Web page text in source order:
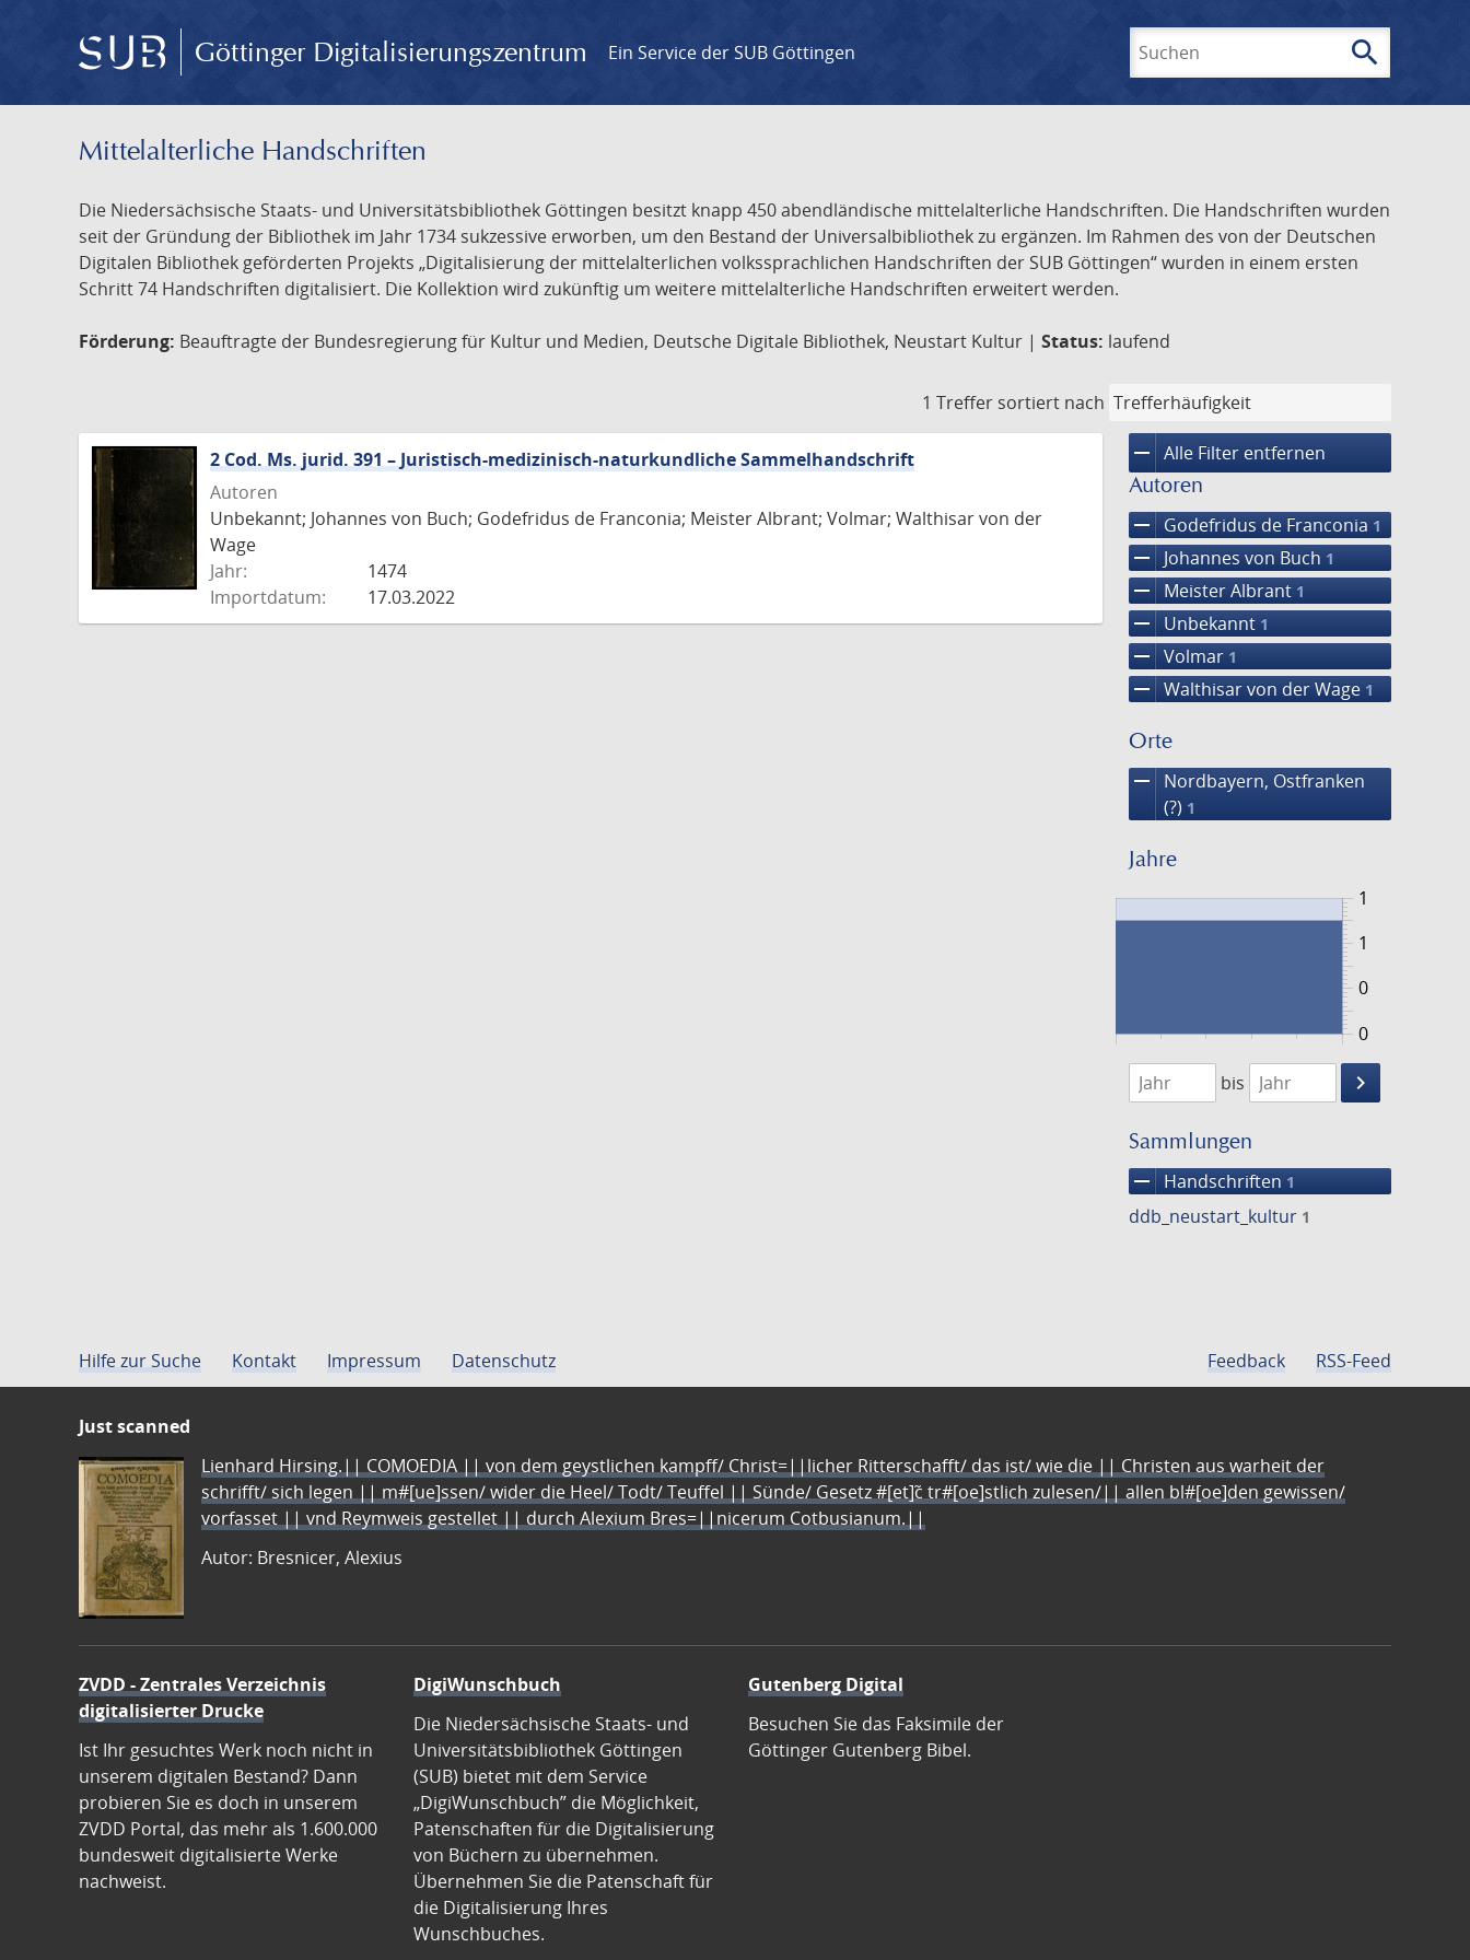
Göttinger Digitalisierungszentrum Ein Service der SUB Göttingen search
Mittelalterliche Handschriften
Die Niedersächsische Staats- und Universitätsbibliothek Göttingen besitzt knapp 450 abendländische mittelalterliche Handschriften. Die Handschriften wurden
seit der Gründung der Bibliothek im Jahr 1734 sukzessive erworben, um den Bestand der Universalbibliothek zu ergänzen. Im Rahmen des von der Deutschen
Digitalen Bibliothek geförderten Projekts „Digitalisierung der mittelalterlichen volkssprachlichen Handschriften der SUB Göttingen“ wurden in einem ersten
Schritt 74 Handschriften digitalisiert. Die Kollektion wird zukünftig um weitere mittelalterliche Handschriften erweitert werden.
Förderung: Beauftragte der Bundesregierung für Kultur und Medien, Deutsche Digitale Bibliothek, Neustart Kultur | Status: laufend
1 Treffer sortiert nach
remove Alle Filter entfernen
Autoren
remove Godefridus de Franconia 1
remove Johannes von Buch 1
remove Meister Albrant 1
remove Unbekannt 1
remove Volmar 1
remove Walthisar von der Wage 1
Orte
remove
Nordbayern, Ostfranken
(?) 1
Jahre
0
1
0
1
1474
1475
bis
keyboard_arrow_right
Suche
Sammlungen
remove Handschriften 1
ddb_neustart_kultur 1
2 Cod. Ms. jurid. 391 – Juristisch-medizinisch-naturkundliche Sammelhandschrift
Autoren
Unbekannt; Johannes von Buch; Godefridus de Franconia; Meister Albrant; Volmar; Walthisar von der
Wage
Jahr:
1474
Importdatum:
17.03.2022
Hilfe zur Suche Kontakt Impressum Datenschutz Feedback RSS-Feed
Just scanned
Lienhard Hirsing.|| COMOEDIA || von dem geystlichen kampff/ Christ=||licher Ritterschafft/ das ist/ wie die || Christen aus warheit der
schrifft/ sich legen || m#[ue]ssen/ wider die Heel/ Todt/ Teuffel || Sünde/ Gesetz #[et]c̃ tr#[oe]stlich zulesen/|| allen bl#[oe]den gewissen/
vorfasset || vnd Reymweis gestellet || durch Alexium Bres=||nicerum Cotbusianum.||
Autor: Bresnicer, Alexius
ZVDD - Zentrales Verzeichnis
digitalisierter Drucke
Ist Ihr gesuchtes Werk noch nicht in
unserem digitalen Bestand? Dann
probieren Sie es doch in unserem
ZVDD Portal, das mehr als 1.600.000
bundesweit digitalisierte Werke
nachweist.
DigiWunschbuch
Die Niedersächsische Staats- und
Universitätsbibliothek Göttingen
(SUB) bietet mit dem Service
„DigiWunschbuch” die Möglichkeit,
Patenschaften für die Digitalisierung
von Büchern zu übernehmen.
Übernehmen Sie die Patenschaft für
die Digitalisierung Ihres
Wunschbuches.
Gutenberg Digital
Besuchen Sie das Faksimile der
Göttinger Gutenberg Bibel.